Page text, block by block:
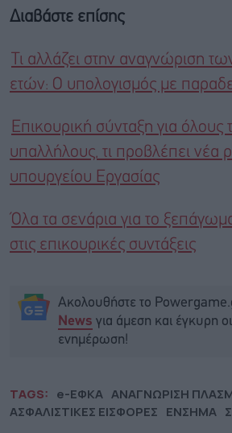
Διαβάστε επίσης
Τι αλλάζει στην αναγνώριση
ετών: Ο υπολογισμός με
Επικουρική σύνταξη για όλους
υπαλλήλους, τι προβλέπει νέα
υπουργείου Εργασίας
Όλα τα σενάρια για το
στις επικουρικές συντάξεις
Ακολουθήστε το
News για άμεση και έγκυρη
ενημέρωση!
TAGS: e-ΕΦΚΑ ΑΝΑΓΝΩΡΙΣΗ
ΑΣΦΑΛΙΣΤΙΚΕΣ ΕΙΣΦΟΡΕΣ ΕΝΣΗΜΑ